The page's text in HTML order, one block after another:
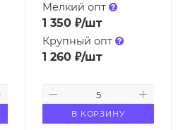
Мелкий опт
1 350₽/шт
Крупный опт
1 260₽/шт
В КОРЗИНУ